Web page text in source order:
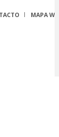
MAPA WEB